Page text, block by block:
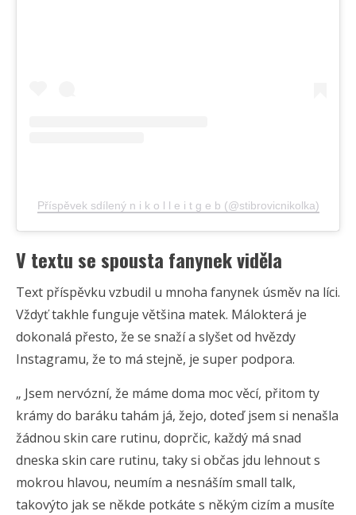
Příspěvek sdílený n i k o l l e i t g e b (@stibrovicnikolka)
V textu se spousta fanynek viděla
Text příspěvku vzbudil u mnoha fanynek úsměv na líci.
Vždyť takhle funguje většina matek. Málokterá je
dokonalá přesto, že se snaží a slyšet od hvězdy
Instagramu, že to má stejně, je super podpora.
„ Jsem nervózní, že máme doma moc věcí, přitom ty
krámy do baráku tahám já, žejo, doteď jsem si nenašla
žádnou skin care rutinu, doprčic, každý má snad
dneska skin care rutinu, taky si občas jdu lehnout s
mokrou hlavou, neumím a nesnáším small talk,
takovýto jak se někde potkáte s někým cizím a musíte